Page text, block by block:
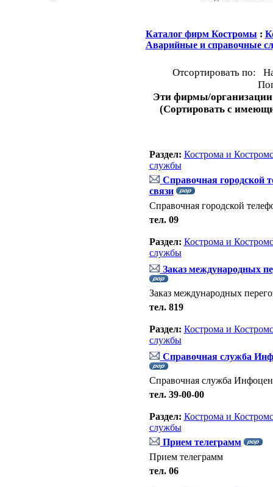
Каталог фирм Костромы :
Аварийные и справочные
Отсортировать по:
Эти фирмы/
(Сортировать с
Раздел: Кострома и
службы
Справочная городской
связи
Справочная городской
тел. 09
Раздел: Кострома и
службы
Заказ международных
Заказ международных
тел. 819
Раздел: Кострома и
службы
Справочная служба
Справочная служба
тел. 39-00-00
Раздел: Кострома и
службы
Прием телеграмм
Прием телеграмм
тел. 06